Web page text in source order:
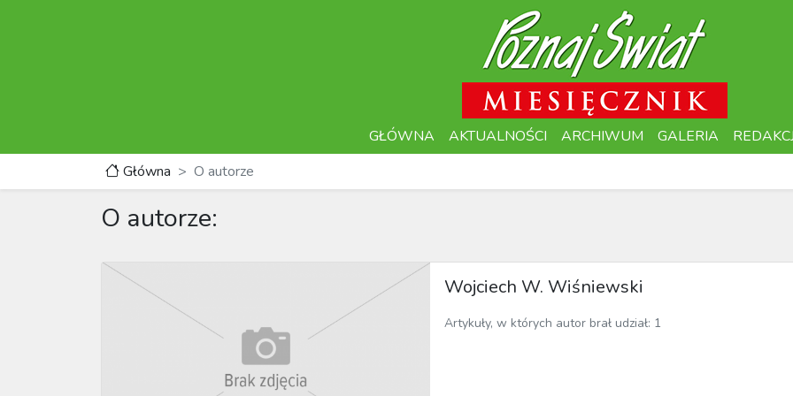
GŁÓWNA AKTUALNOŚCI ARCHIWUM GALERIA
Główna
O autorze
O autorze:
Wojciech W. Wiśniewski
Artykuły, w których autor brał udział: 1